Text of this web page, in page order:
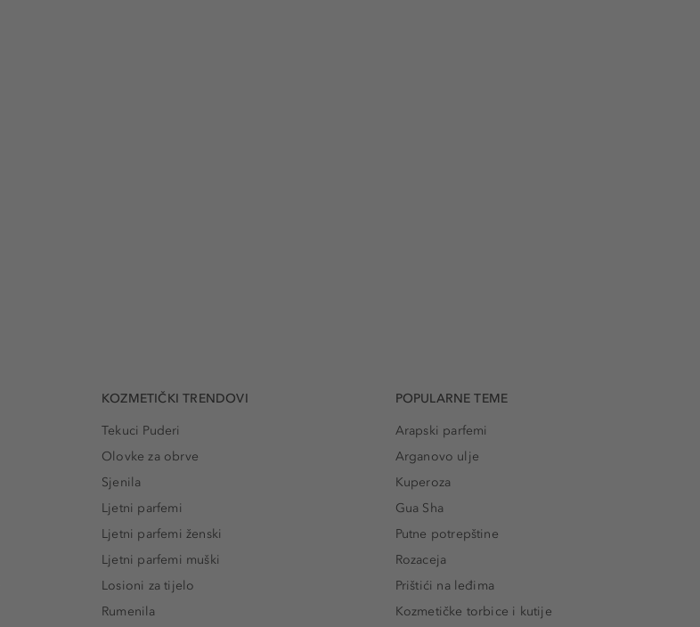
KOZMETIČKI TRENDOVI
Tekuci Puderi
Olovke za obrve
Sjenila
Ljetni parfemi
Ljetni parfemi ženski
Ljetni parfemi muški
Losioni za tijelo
Rumenila
POPULARNE TEME
Arapski parfemi
Arganovo ulje
Kuperoza
Gua Sha
Putne potrepštine
Rozaceja
Prištići na leđima
Kozmetičke torbice i kutije